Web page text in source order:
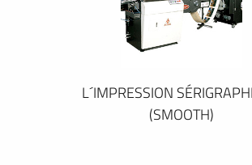
L´IMPRESSION
(SMOOTH)